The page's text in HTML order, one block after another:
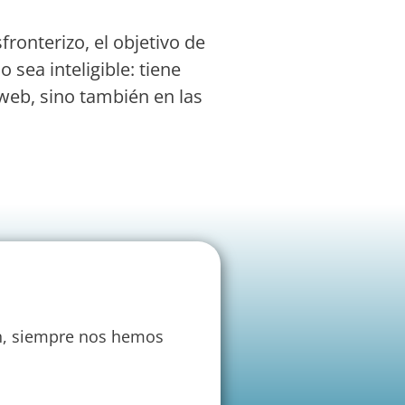
el objetivo de
sea inteligible: tiene
sino también en las
siempre nos hemos